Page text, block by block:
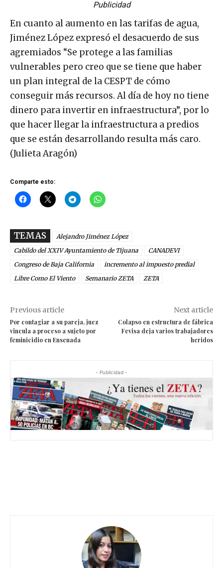
Publicidad
En cuanto al aumento en las tarifas de agua,
Jiménez López expresó el desacuerdo de sus
agremiados “Se protege a las familias
vulnerables pero creo que se tiene que haber
un plan integral de la CESPT de cómo
conseguir más recursos. Al día de hoy no tiene
dinero para invertir en infraestructura”, por lo
que hacer llegar la infraestructura a predios
que se están desarrollando resulta más caro.
(Julieta Aragón)
Comparte esto:
TEMAS
Alejandro Jiménez López
Cabildo del XXIV Ayuntamiento de Tijuana
CANADEVI
Congreso de Baja California
incremento al impuesto predial
Libre Como El Viento
Semanario ZETA ZETA
Previous article
Por contagiar a su pareja, juez
vincula a proceso a sujeto por
feminicidio en Ensenada
Next article
Colapso en estructura de fábrica
Fevisa deja varios trabajadores
heridos
- Publicidad -